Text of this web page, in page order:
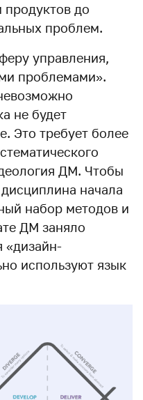
продуктов до
проблем.
управления,
проблемами».
не будет
Это требует более
ДМ. Чтобы
начала
набор методов и
ДМ заняло
«дизайн-
используют язык